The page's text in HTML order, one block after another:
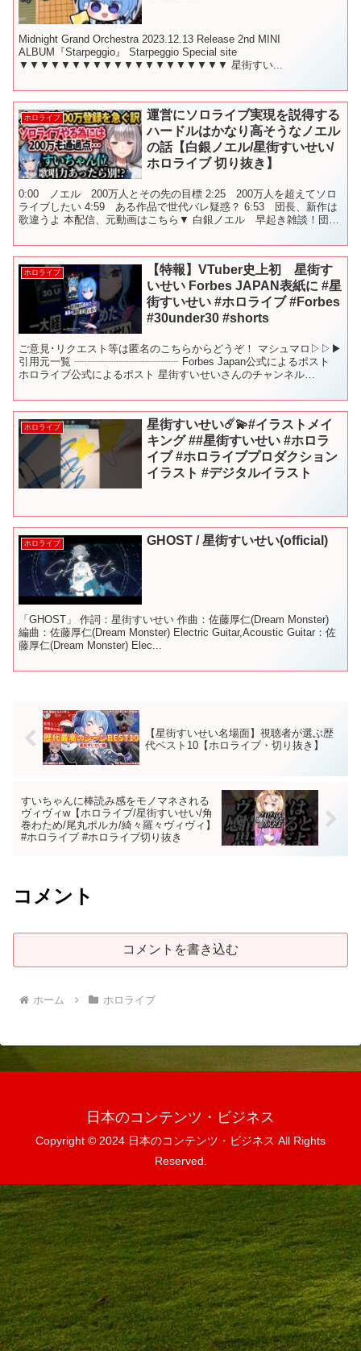
Midnight Grand Orchestra 2023.12.13 Release 2nd MINI
ALBUM『Starpeggio』 Starpeggio Special site
▼▼▼▼▼▼▼▼▼▼▼▼▼▼▼▼▼▼▼▼ 星街すい...
ホロライブ
運営にソロライブ実現を説得する
ハードルはかなり高そうなノエル
の話【白銀ノエル/星街すいせい/
ホロライブ 切り抜き】
0:00 ノエル 200万人とその先の目標 2:25 200万人を超えてソロ
ライブしたい 4:59 ある作品で世代バレ疑惑？ 6:53 団長、新作は
歌違うよ 本配信、元動画はこちら▼ 白銀ノエル 早起き雑談！団員
ホロライブ
【特報】VTuber史上初 星街す
いせい Forbes JAPAN表紙に #星
街すいせい #ホロライブ #Forbes
#30under30 #shorts
ご意見･リクエスト等は匿名のこちらからどうぞ！ マシュマロ▷▷▶︎
引用元一覧 ┈┈┈┈┈┈┈┈┈┈ Forbes Japan公式によるポスト
ホロライブ公式によるポスト 星街すいせいさんのチャンネル
ホロライブ
星街すいせい☄️💫#イラストメイ
キング ##星街すいせい #ホロラ
イブ #ホロライブプロダクション
イラスト #デジタルイラスト
ホロライブ GHOST / 星街すいせい(official)
「GHOST」 作詞：星街すいせい 作曲：佐藤厚仁(Dream Monster)
編曲：佐藤厚仁(Dream Monster) Electric Guitar,Acoustic Guitar：佐
藤厚仁(Dream Monster) Elec...
【星街すいせい名場面】視聴者が選ぶ歴
代ベスト10【ホロライブ・切り抜き】
すいちゃんに棒読み感をモノマネされる
ヴィヴィw【ホロライブ/星街すいせい/角
巻わため/尾丸ポルカ/綺々羅々ヴィヴィ】
#ホロライブ #ホロライブ切り抜き
コメント
コメントを書き込む
ホーム ホロライブ
日本のコンテンツ・ビジネス
Copyright © 2024 日本のコンテンツ・ビジネス All Rights
Reserved.